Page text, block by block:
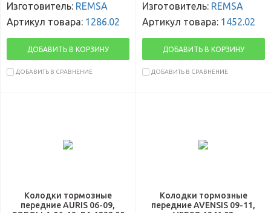
Изготовитель: REMSA
Артикул товара: 1286.02
ДОБАВИТЬ В КОРЗИНУ
ДОБАВИТЬ В СРАВНЕНИЕ
Изготовитель: REMSA
Артикул товара: 1452.02
ДОБАВИТЬ В КОРЗИНУ
ДОБАВИТЬ В СРАВНЕНИЕ
Колодки тормозные
передние AURIS 06-09,
Колодки тормозные
передние AVENSIS 09-11,